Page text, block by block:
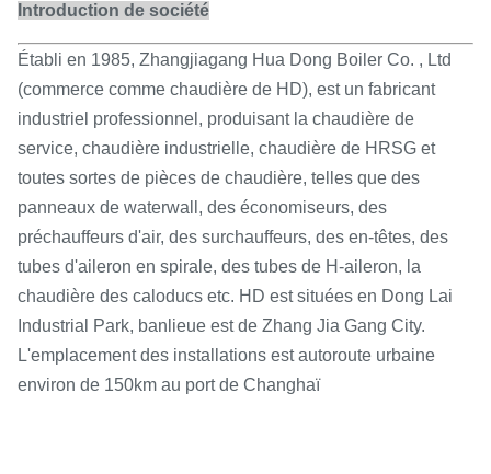
Introduction de société
Établi en 1985, Zhangjiagang Hua Dong Boiler Co. , Ltd
(commerce comme chaudière de HD), est un fabricant
industriel professionnel, produisant la chaudière de
service, chaudière industrielle, chaudière de HRSG et
toutes sortes de pièces de chaudière, telles que des
panneaux de waterwall, des économiseurs, des
préchauffeurs d'air, des surchauffeurs, des en-têtes, des
tubes d'aileron en spirale, des tubes de H-aileron, la
chaudière des caloducs etc. HD est situées en Dong Lai
Industrial Park, banlieue est de Zhang Jia Gang City.
L'emplacement des installations est autoroute urbaine
environ de 150km au port de Changhaï